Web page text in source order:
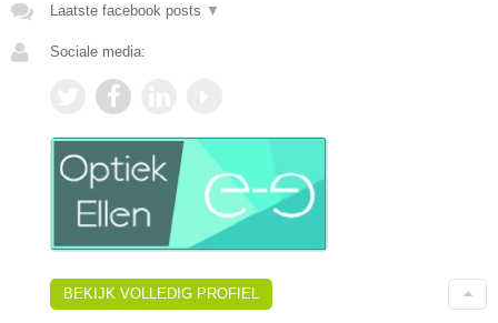
Laatste facebook posts ▼
Sociale media:
BEKIJK VOLLEDIG PROFIEL